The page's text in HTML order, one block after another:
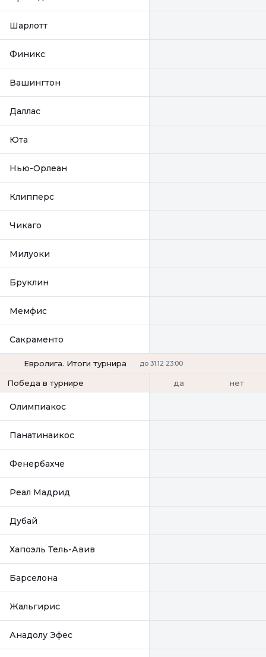
Шарлотт
Финикс
Вашингтон
Даллас
Юта
Нью-Орлеан
Клипперс
Чикаго
Милуоки
Бруклин
Мемфис
Сакраменто
Евролига. Итоги турнира до 31.12 23:00
Победа в турнире да нет
Олимпиакос
Панатинаикос
Фенербахче
Реал Мадрид
Дубай
Хапоэль Тель-Авив
Барселона
Жальгирис
Анадолу Эфес